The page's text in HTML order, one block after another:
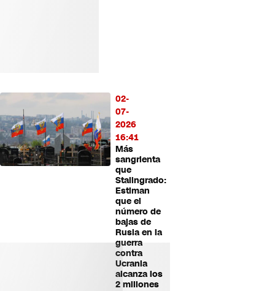
02-
07-
2026
16:41
Más
sangrienta
que
Stalingrado:
Estiman
que el
número de
bajas de
Rusia en la
guerra
contra
Ucrania
alcanza los
2 millones